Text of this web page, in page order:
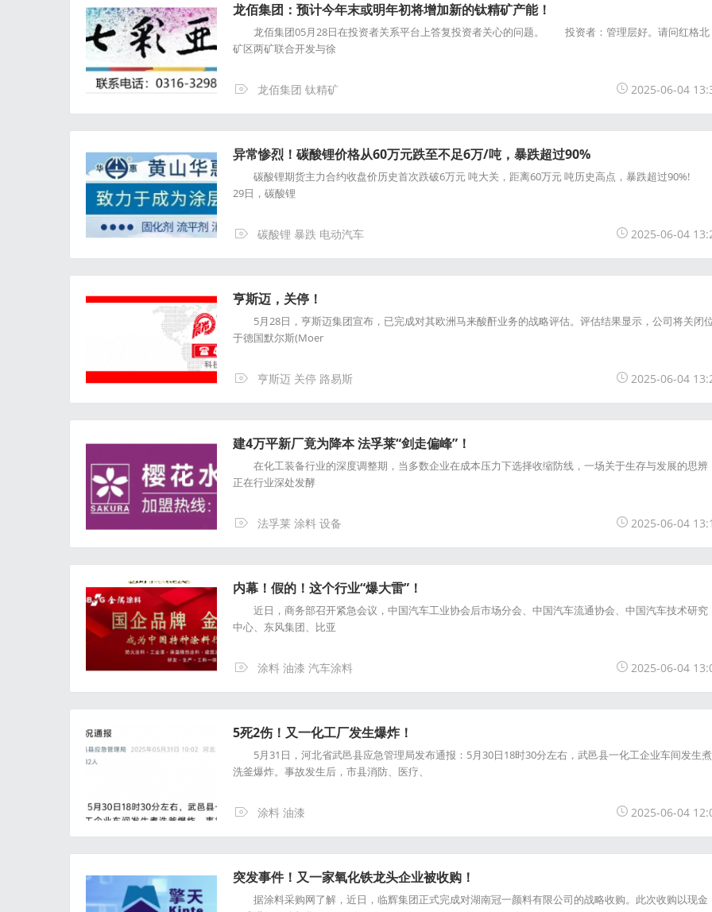
龙佰集团：预计今年末或明年初将增加新的钛精矿产能！
龙佰集团05月28日在投资者关系平台上答复投资者关心的问题。 投资者：管理层好。请问红格北
矿区两矿联合开发与徐
龙佰集团 钛精矿 2025-06-04
异常惨烈！碳酸锂价格从60万元跌至不足6万/吨，暴跌超过90%
碳酸锂期货主力合约收盘价历史首次跌破6万元 吨大关，距离60万元 吨历史高点，暴跌超过90%!
29日，碳酸锂
碳酸锂 暴跌 电动汽车 2025-06-04
亨斯迈，关停！
5月28日，亨斯迈集团宣布，已完成对其欧洲马来酸酐业务的战略评估。评估结果显示，公司将关闭
于德国默尔斯(Moer
亨斯迈 关停 路易斯 2025-06-04
建4万平新厂竟为降本 法孚莱“剑走偏峰”！
在化工装备行业的深度调整期，当多数企业在成本压力下选择收缩防线，一场关于生存与发展的思辨
正在行业深处发酵
法孚莱 涂料 设备 2025-06-04
内幕！假的！这个行业“爆大雷”！
近日，商务部召开紧急会议，中国汽车工业协会后市场分会、中国汽车流通协会、中国汽车技术研究
中心、东风集团、比亚
涂料 油漆 汽车涂料 2025-06-04
5死2伤！又一化工厂发生爆炸！
5月31日，河北省武邑县应急管理局发布通报：5月30日18时30分左右，武邑县一化工企业车间发生煮
洗釜爆炸。事故发生后，市县消防、医疗、
涂料 油漆 2025-06-04
突发事件！又一家氧化铁龙头企业被收购！
据涂料采购网了解，近日，临辉集团正式完成对湖南冠一颜料有限公司的战略收购。此次收购以现金